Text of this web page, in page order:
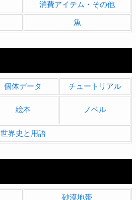
消費アイテム・その他
魚
個体データ チュートリアル
絵本 ノベル
世界史と用語
砂漠地帯